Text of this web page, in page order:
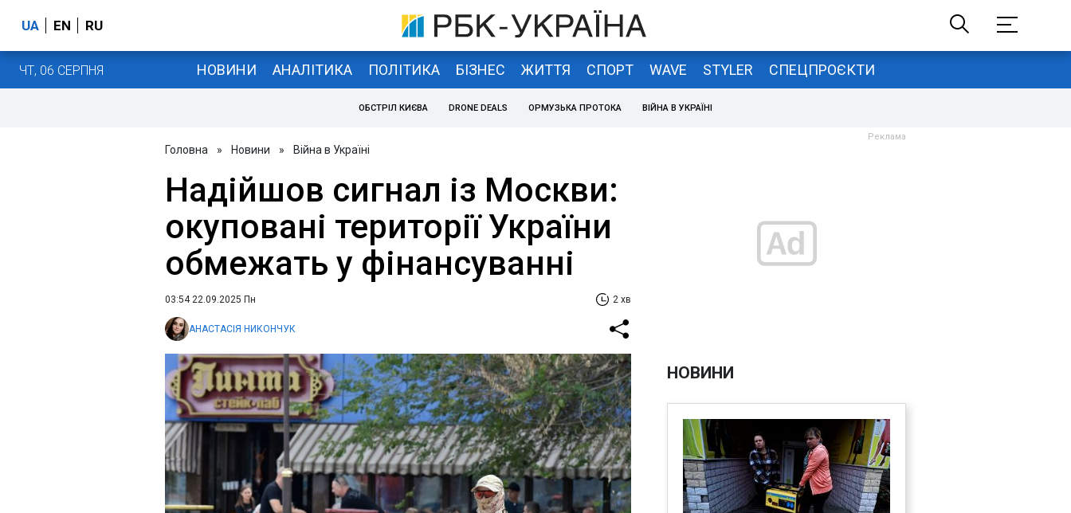
UA EN RU
ЧТ, 06 СЕРПНЯ НОВИНИ АНАЛІТИКА ПОЛІТИКА БІЗНЕС ЖИТТЯ СПОРТ WAVE STYLER СПЕЦПРОЄКТИ
ОБСТРІЛ КИЄВА DRONE DEALS ОРМУЗЬКА ПРОТОКА ВІЙНА В УКРАЇНІ
Головна » Новини » Війна в Україні
Надійшов сигнал із Москви:
окуповані території України
обмежать у фінансуванні
03:54 22.09.2025 Пн 2 хв
АНАСТАСІЯ НИКОНЧУК
НОВИНИ